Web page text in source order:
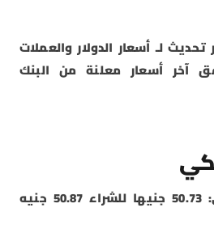
لـ أسعار الدولار والعملات
آخر أسعار معلنة من البنك
سجل الدولار الأمريكي: 50.73 جنيها للشراء 50.87 جنيه